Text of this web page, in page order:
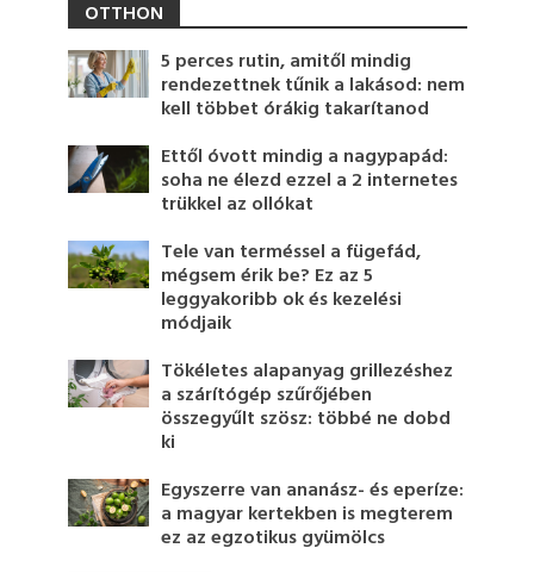
OTTHON
5 perces rutin, amitől mindig
rendezettnek tűnik a lakásod: nem
kell többet órákig takarítanod
Ettől óvott mindig a nagypapád:
soha ne élezd ezzel a 2 internetes
trükkel az ollókat
Tele van terméssel a fügefád,
mégsem érik be? Ez az 5
leggyakoribb ok és kezelési
módjaik
Tökéletes alapanyag grillezéshez
a szárítógép szűrőjében
összegyűlt szösz: többé ne dobd
ki
Egyszerre van ananász- és eperíze:
a magyar kertekben is megterem
ez az egzotikus gyümölcs